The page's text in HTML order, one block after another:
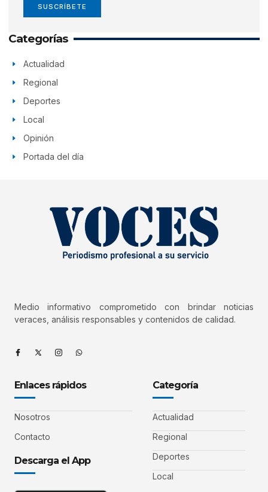
SUSCRÍBETE
Categorías
Actualidad
Regional
Deportes
Local
Opinión
Portada del día
Medio informativo comprometido con brindar noticias
veraces, análisis responsables y contenidos de calidad.
Enlaces rápidos
Nosotros
Contacto
Descarga el App
Categoría
Actualidad
Regional
Deportes
Local